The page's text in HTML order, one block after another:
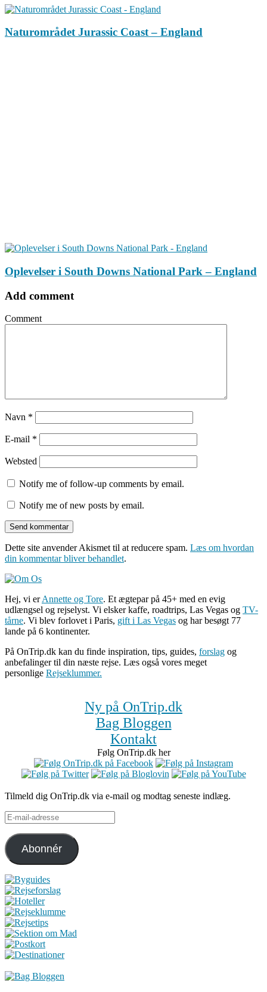
Naturområdet Jurassic Coast – England
Oplevelser i South Downs National Park – England
Add comment
Comment
Navn *
E-mail *
Websted
Notify me of follow-up comments by email.
Notify me of new posts by email.
Dette site anvender Akismet til at reducere spam. Læs om hvordan
din kommentar bliver behandlet.
Hej, vi erAnnette og Tore. Et ægtepar på 45+ med en evig
udlængsel og rejselyst. Vi elsker kaffe, roadtrips, Las Vegas og TV-
tårne. Vi blev forlovet i Paris, gift i Las Vegas og har besøgt 77
lande på 6 kontinenter.
På OnTrip.dk kan du finde inspiration, tips, guides, forslag og
anbefalinger til din næste rejse. Læs også vores meget
personlige Rejseklummer.
Ny på OnTrip.dk
Bag Bloggen
Kontakt
Følg OnTrip.dk her
Tilmeld dig OnTrip.dk via e-mail og modtag seneste indlæg.
E-
mail-
adresse
Abonnér